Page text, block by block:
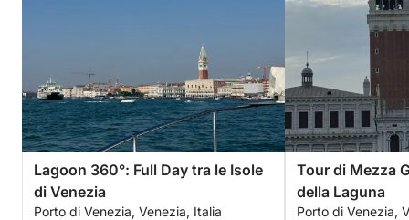
Lagoon 360°: Full Day tra le Isole
di Venezia
Porto di Venezia, Venezia, Italia
Tour di Mezza
della Laguna
Porto di Venezia,